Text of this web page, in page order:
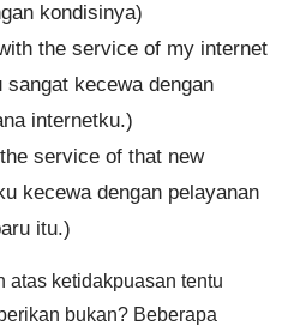
kondisinya)
the service of my internet
kecewa dengan
internetku.)
service of that new
kecewa dengan pelayanan
itu.)
atas ketidakpuasan tentu
bukan? Beberapa